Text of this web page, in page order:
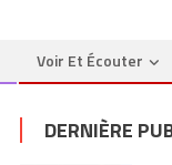
Voir Et Écouter
DERNIÈRE